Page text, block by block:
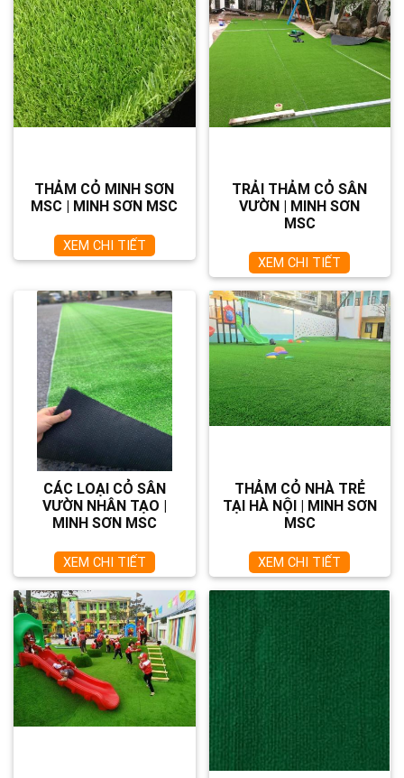
THẢM CỎ MINH SƠN
MSC | MINH SƠN MSC
XEM CHI TIẾT
TRẢI THẢM CỎ SÂN
VƯỜN | MINH SƠN
MSC
XEM CHI TIẾT
CÁC LOẠI CỎ SÂN
VƯỜN NHÂN TẠO |
MINH SƠN MSC
XEM CHI TIẾT
THẢM CỎ NHÀ TRẺ
TẠI HÀ NỘI | MINH SƠN
MSC
XEM CHI TIẾT